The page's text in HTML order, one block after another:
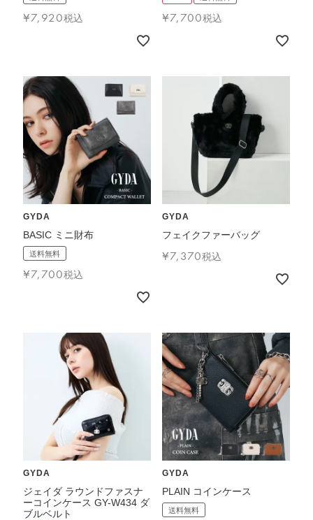
¥7,920税込 ¥7,700税込
GYDA
BASIC ミニ財布
送料無料
¥7,700税込
GYDA
フェイクファーバッグ
¥7,370税込
GYDA
ジェイダ ラウンドファスナ
ーコインケース GY-W434 ダ
ブルベルト
GYDA
PLAIN コインケース
送料無料